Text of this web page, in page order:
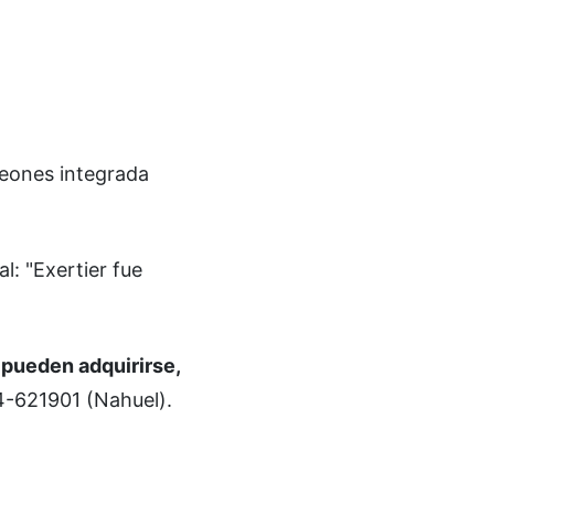
integrada
"Exertier fue
adquirirse,
621901 (Nahuel).